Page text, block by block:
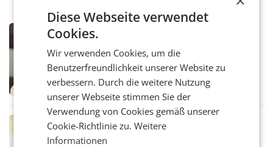
von TV- und Radioempfang zurück
– Der ORF weist eine Berichterstattung der
„Kronen Zeitung“ und eine Aussendung der
FPÖ zur geplanten Optimierung seines
terrestrischen Sendernetzes zurück. Die
Darstellung,
MARKETING & MEDIA
Sebastian Knabl wird Partner bei EY
Diese Webseite verwendet
Cookies.
Wir verwenden Cookies, um die
Benutzerfreundlichkeit unserer Website zu
verbessern. Durch die weitere Nutzung
unserer Webseite stimmen Sie der
Verwendung von Cookies gemäß unserer
Cookie-Richtlinie zu.Weitere
Informationen